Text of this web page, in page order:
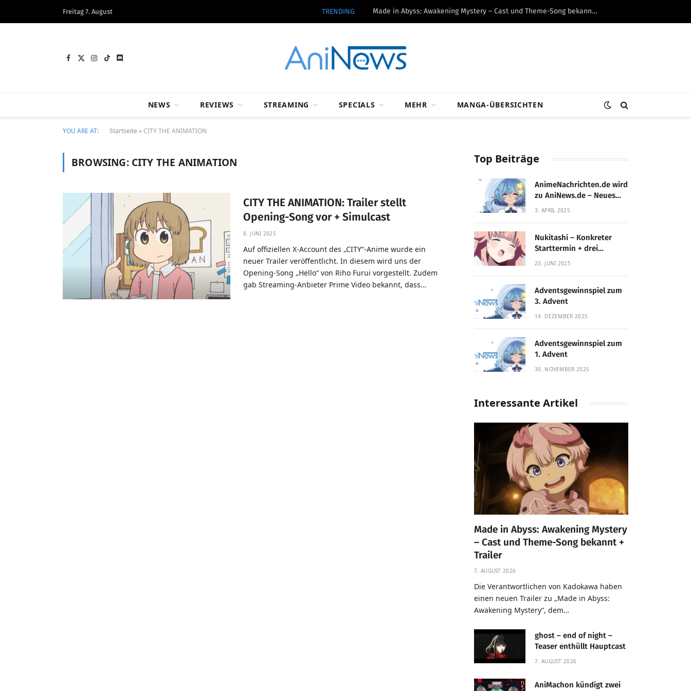
Freitag 7. August TRENDING Made in Abyss: Awakening Mystery – Cast und Theme-Song bekannt + Trailer
Facebook
X
Instagram
TikTokDiscord
NEWS REVIEWS STREAMING SPECIALS MEHR MANGA-ÜBERSICHTEN
YOU ARE AT: Startseite »CITY THE ANIMATION
BROWSING: CITY THE ANIMATION
CITY THE ANIMATION: Trailer stellt
Opening-Song vor + Simulcast
8. JUNI 2025
Auf offiziellen X-Account des „CITY“-Anime wurde ein
neuer Trailer veröffentlicht. In diesem wird uns der
Opening-Song „Hello“ von Riho Furui vorgestellt. Zudem
gab Streaming-Anbieter Prime Video bekannt, dass…
Top Beiträge
AnimeNachrichten.de wird
zu AniNews.de – Neues
Design, gewohnte
3. APRIL 2025
Nukitashi – Konkreter
Starttermin + drei
Fassungen enthüllt
23. JUNI 2025
Adventsgewinnspiel zum
3. Advent
14. DEZEMBER 2025
Adventsgewinnspiel zum
1. Advent
30. NOVEMBER 2025
Interessante Artikel
Made in Abyss: Awakening Mystery
– Cast und Theme-Song bekannt +
Trailer
7. AUGUST 2026
Die Verantwortlichen von Kadokawa haben
einen neuen Trailer zu „Made in Abyss:
Awakening Mystery“, dem…
ghost – end of night –
Teaser enthüllt Hauptcast
7. AUGUST 2026
AniMachon kündigt zwei